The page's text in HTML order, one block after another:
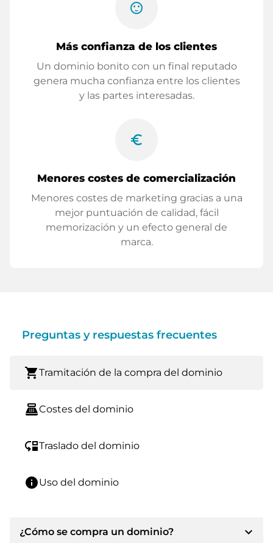
sentiment_satisfied
Más confianza de los clientes
Un dominio bonito con un final reputado
genera mucha confianza entre los clientes
y las partes interesadas.
euro_symbol
Menores costes de comercialización
Menores costes de marketing gracias a una
mejor puntuación de calidad, fácil
memorización y un efecto general de
marca.
Preguntas y respuestas frecuentes
shopping_cartTramitación de la compra del dominio
point_of_saleCostes del dominio
move_downTraslado del dominio
infoUso del dominio
¿Cómo se compra un dominio? expand_more